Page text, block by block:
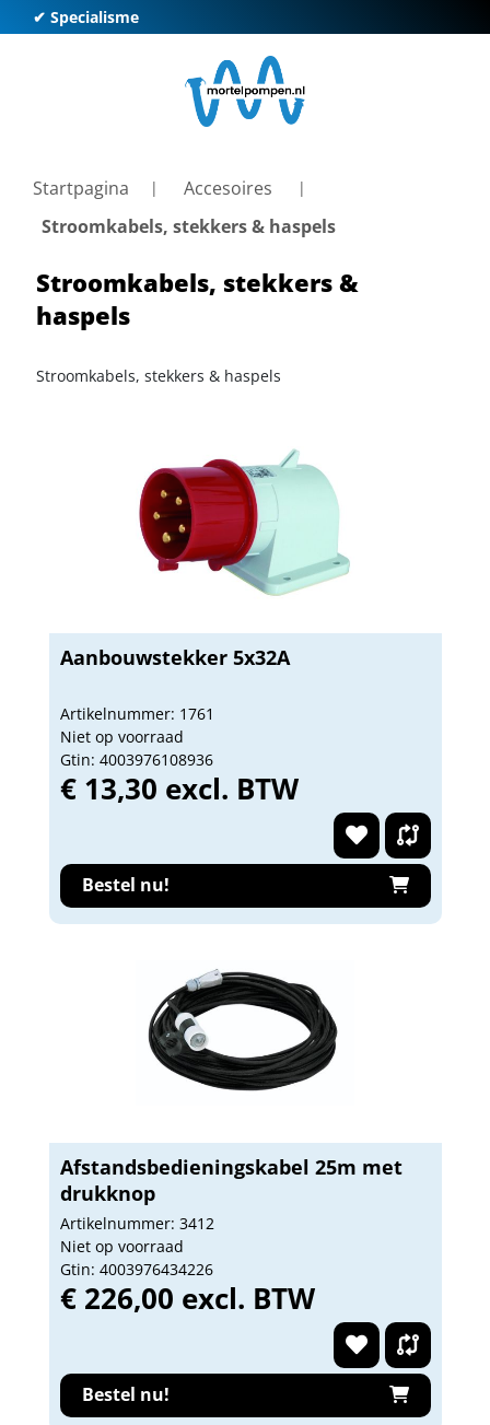
✔ Specialisme
Startpagina
Accesoires
Stroomkabels, stekkers & haspels
Stroomkabels, stekkers &
haspels
Stroomkabels, stekkers & haspels
Aanbouwstekker 5x32A
Artikelnummer: 1761
Niet op voorraad
Gtin: 4003976108936
€ 13,30 excl. BTW
Bestel nu!
Afstandsbedieningskabel 25m met
drukknop
Artikelnummer: 3412
Niet op voorraad
Gtin: 4003976434226
€ 226,00 excl. BTW
Bestel nu!